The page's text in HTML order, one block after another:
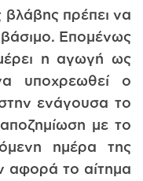
βλάβης πρέπει να
Επομένως
η αγωγή ως
υποχρεωθεί ο
ενάγουσα το
με το
ημέρα της
αφορά το αίτημα